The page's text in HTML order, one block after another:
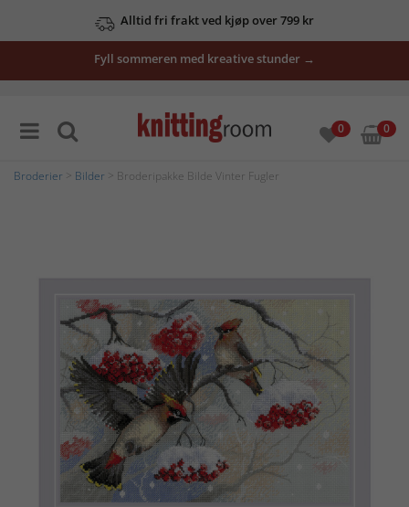
Alltid fri frakt ved kjøp over 799 kr
Fyll sommeren med kreative stunder →
0 0
Broderier Bilder > Broderipakke Bilde Vinter Fugler